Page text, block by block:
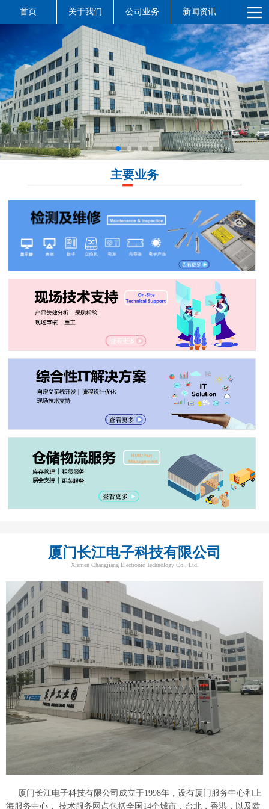
首页 关于我们 公司业务 新闻资讯
主要业务
厦门长江电子科技有限公司
Xiamen Changjiang Electronic Technology Co., Ltd.
厦门长江电子科技有限公司成立于1998年，设有厦门服务中心和上
海服务中心， 技术服务网点包括全国14个城市，台北，香港，以及欧